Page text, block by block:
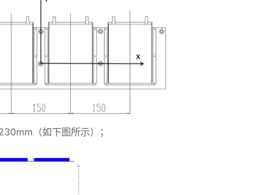
（如下图所示）；